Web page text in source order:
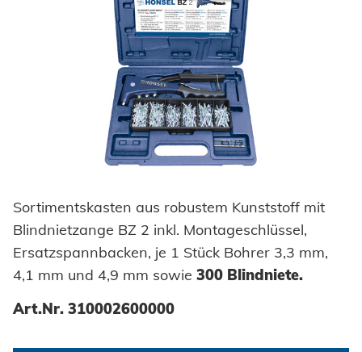
Sortimentskasten aus robustem Kunststoff mit
Blindnietzange BZ 2 inkl. Montageschlüssel,
Ersatzspannbacken, je 1 Stück Bohrer 3,3 mm,
4,1 mm und 4,9 mm sowie 300 Blindniete.
Art.Nr. 310002600000